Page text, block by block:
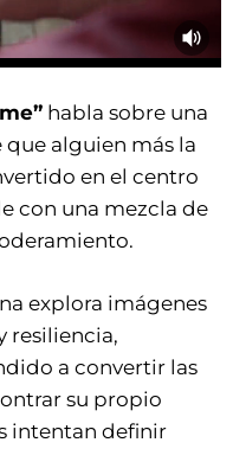
habla sobre una
que alguien más la
en el centro
con una mezcla de
explora imágenes
resiliencia,
a convertir las
su propio
intentan definir